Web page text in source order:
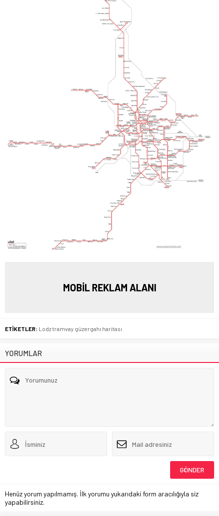
MOBİL REKLAM ALANI
ETİKETLER: Lodz tramvay güzergahı haritası
YORUMLAR
Henüz yorum yapılmamış. İlk yorumu yukarıdaki form aracılığıyla siz
yapabilirsiniz.